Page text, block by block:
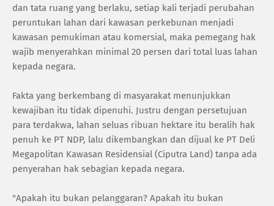
dan tata ruang yang berlaku, setiap kali terjadi perubahan
peruntukan lahan dari kawasan perkebunan menjadi
kawasan pemukiman atau komersial, maka pemegang hak
wajib menyerahkan minimal 20 persen dari total luas lahan
kepada negara.
Fakta yang berkembang di masyarakat menunjukkan
kewajiban itu tidak dipenuhi. Justru dengan persetujuan
para terdakwa, lahan seluas ribuan hektare itu beralih hak
penuh ke PT NDP, lalu dikembangkan dan dijual ke PT Deli
Megapolitan Kawasan Residensial (Ciputra Land) tanpa ada
penyerahan hak sebagian kepada negara.
"Apakah itu bukan pelanggaran? Apakah itu bukan